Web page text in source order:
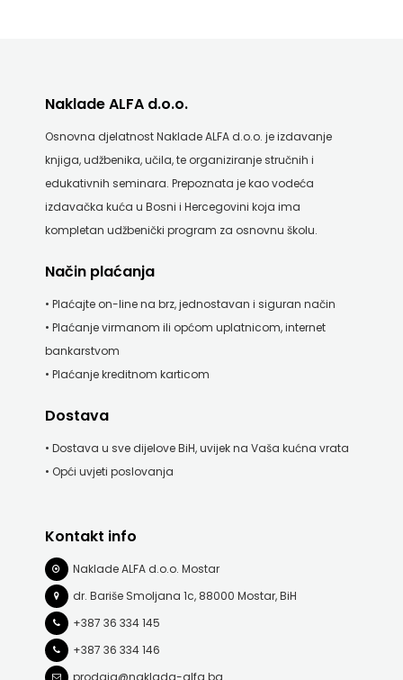
KYRIOS
RIJEČ
LUMEN
MATICA
HRVATSKA
MLADINSKA
KNJIGA
MOZAIK
MOZAIK
BEGEN
NAKLADA
BENEDIKTA
Naklade ALFA d.o.o.
Osnovna djelatnost Naklade ALFA d.o.o. je izdavanje
knjiga, udžbenika, učila, te organiziranje stručnih i
edukativnih seminara. Prepoznata je kao vodeća
izdavačka kuća u Bosni i Hercegovini koja ima
kompletan udžbenički program za osnovnu školu.
Način plaćanja
• Plaćajte on-line na brz, jednostavan i siguran način
• Plaćanje virmanom ili općom uplatnicom, internet
bankarstvom
• Plaćanje kreditnom karticom
Dostava
• Dostava u sve dijelove BiH, uvijek na Vaša kućna vrata
• Opći uvjeti poslovanja
Kontakt info
Naklade ALFA d.o.o. Mostar
dr. Bariše Smoljana 1c, 88000 Mostar, BiH
+387 36 334 145
+387 36 334 146
prodaja@naklada-alfa.ba